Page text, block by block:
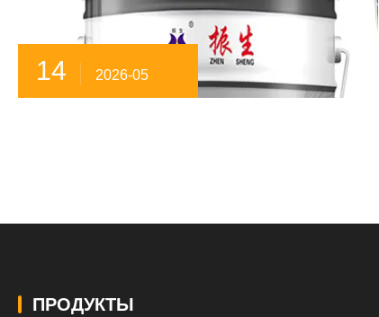
14 2026-05
ПРОДУКТЫ